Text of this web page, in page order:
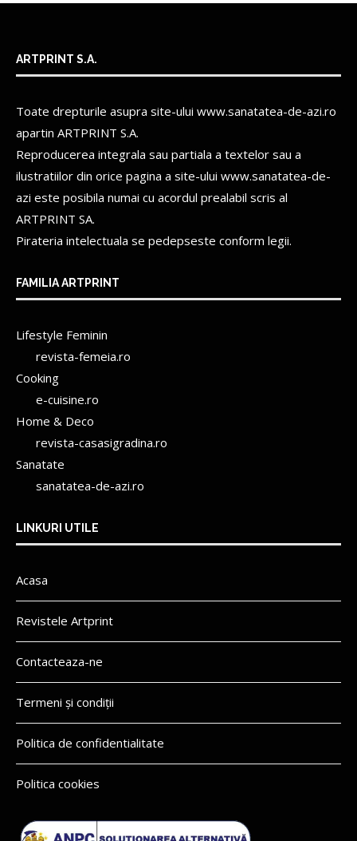
ARTPRINT S.A.
Toate drepturile asupra site-ului www.sanatatea-de-azi.ro
apartin ARTPRINT S.A.
Reproducerea integrala sau partiala a textelor sau a
ilustratiilor din orice pagina a site-ului www.sanatatea-de-
azi este posibila numai cu acordul prealabil scris al
ARTPRINT SA.
Pirateria intelectuala se pedepseste conform legii.
FAMILIA ARTPRINT
Lifestyle Feminin
revista-femeia.ro
Cooking
e-cuisine.ro
Home & Deco
revista-casasigradina.ro
Sanatate
sanatatea-de-azi.ro
LINKURI UTILE
Acasa
Revistele Artprint
Contacteaza-ne
Termeni și condiții
Politica de confidentialitate
Politica cookies